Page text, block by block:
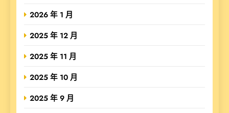
2026 年 1 月
2025 年 12 月
2025 年 11 月
2025 年 10 月
2025 年 9 月